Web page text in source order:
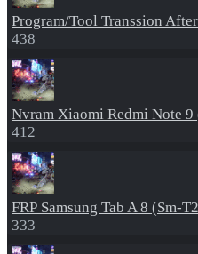
Program/Tool Transsion After Sales Tool
438
Nvram Xiaomi Redmi Note 9
412
FRP Samsung Tab A 8 (Sm-
333